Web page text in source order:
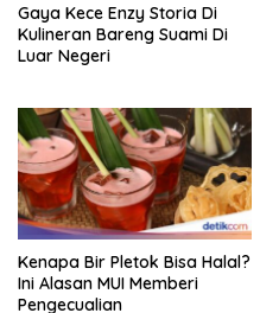
Gaya Kece Enzy Storia Di
Kulineran Bareng Suami Di
Luar Negeri
Kenapa Bir Pletok Bisa Halal?
Ini Alasan MUI Memberi
Pengecualian